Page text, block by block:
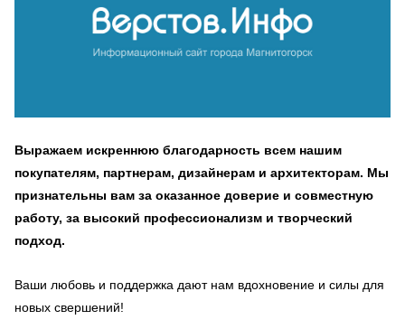
Выражаем искреннюю благодарность всем нашим
покупателям, партнерам, дизайнерам и архитекторам. Мы
признательны вам за оказанное доверие и совместную
работу, за высокий профессионализм и творческий
подход.
Ваши любовь и поддержка дают нам вдохновение и силы для
новых свершений!